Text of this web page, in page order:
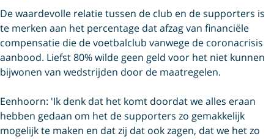
De waardevolle relatie tussen de club en de supporters is
te merken aan het percentage dat afzag van financiële
compensatie die de voetbalclub vanwege de coronacrisis
aanbood. Liefst 80% wilde geen geld voor het niet kunnen
bijwonen van wedstrijden door de maatregelen.
Eenhoorn: 'Ik denk dat het komt doordat we alles eraan
hebben gedaan om het de supporters zo gemakkelijk
mogelijk te maken en dat zij dat ook zagen, dat we het zo